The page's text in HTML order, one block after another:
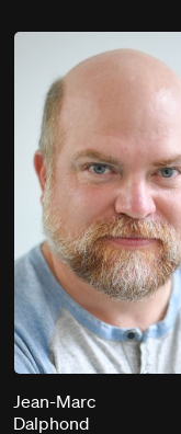
Jean-Marc
Dalphond